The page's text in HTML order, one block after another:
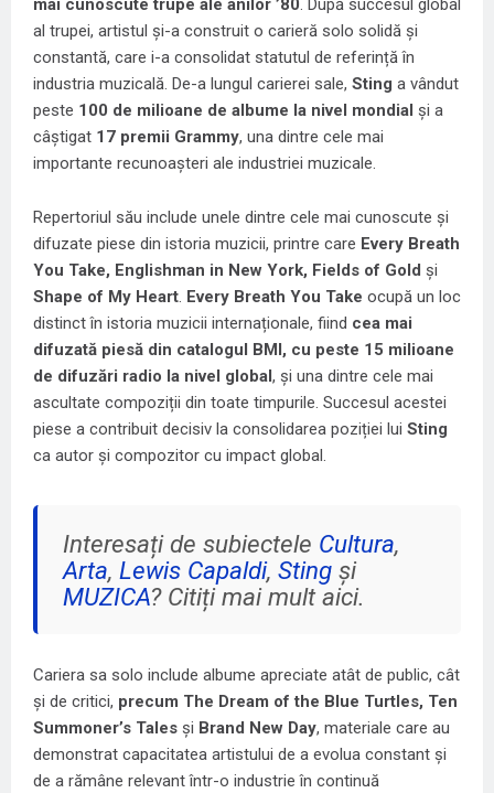
al trupei, artistul și-a construit o carieră solo solidă și
constantă, care i-a consolidat statutul de referință în
industria muzicală. De-a lungul carierei sale, Sting a vândut
peste 100 de milioane de albume la nivel mondial și a
câștigat 17 premii Grammy, una dintre cele mai
importante recunoașteri ale industriei muzicale.
Repertoriul său include unele dintre cele mai cunoscute și
difuzate piese din istoria muzicii, printre care Every Breath
You Take, Englishman in New York, Fields of Gold și
Shape of My Heart Every Breath You Take ocupă un loc
distinct în istoria muzicii internaționale, fiind cea mai
difuzată piesă din catalogul BMI, cu peste 15 milioane
de difuzări radio la nivel global, și una dintre cele mai
ascultate compoziții din toate timpurile. Succesul acestei
piese a contribuit decisiv la consolidarea poziției lui Sting
ca autor și compozitor cu impact global.
Interesați de subiectele Cultura,
Arta, Lewis Capaldi, Stingși
MUZICA? Citiți mai mult aici.
Cariera sa solo include albume apreciate atât de public, cât
și de critici, precum The Dream of the Blue Turtles, Ten
Summoner’s Tales și Brand New Day, materiale care au
demonstrat capacitatea artistului de a evolua constant și
de a rămâne relevant într-o industrie în continuă